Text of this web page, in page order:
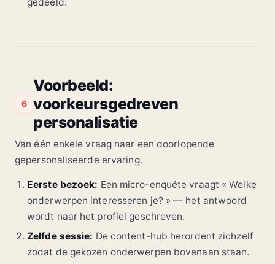
6
Voorbeeld:
voorkeursgedreven
personalisatie
Van één enkele vraag naar een doorlopende
gepersonaliseerde ervaring.
Eerste bezoek: Een micro-enquête vraagt « Welke
onderwerpen interesseren je? » — het antwoord
wordt naar het profiel geschreven.
Zelfde sessie: De content-hub herordent zichzelf
zodat de gekozen onderwerpen bovenaan staan.